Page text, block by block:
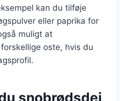
kan du tilføje
eller paprika for
muligt at
oste, hvis du
snobrødsdej